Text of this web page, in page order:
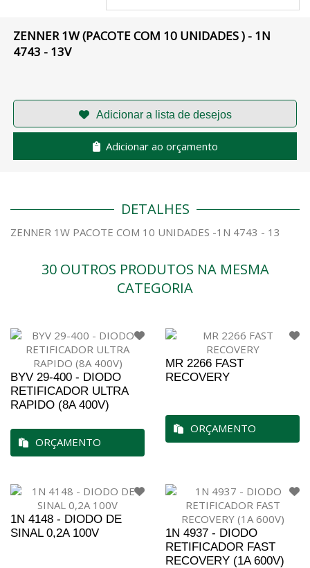
ZENNER 1W (PACOTE COM 10 UNIDADES ) - 1N
4743 - 13V
Adicionar ao orçamento
DETALHES
ZENNER 1W PACOTE COM 10 UNIDADES -1N 4743 - 13
30 OUTROS PRODUTOS NA MESMA
CATEGORIA
BYV 29-400 - DIODO
RETIFICADOR ULTRA
RAPIDO (8A 400V)
ORÇAMENTO
MR 2266 FAST
RECOVERY
ORÇAMENTO
1N 4148 - DIODO DE
SINAL 0,2A 100V
1N 4937 - DIODO
RETIFICADOR FAST
RECOVERY (1A 600V)